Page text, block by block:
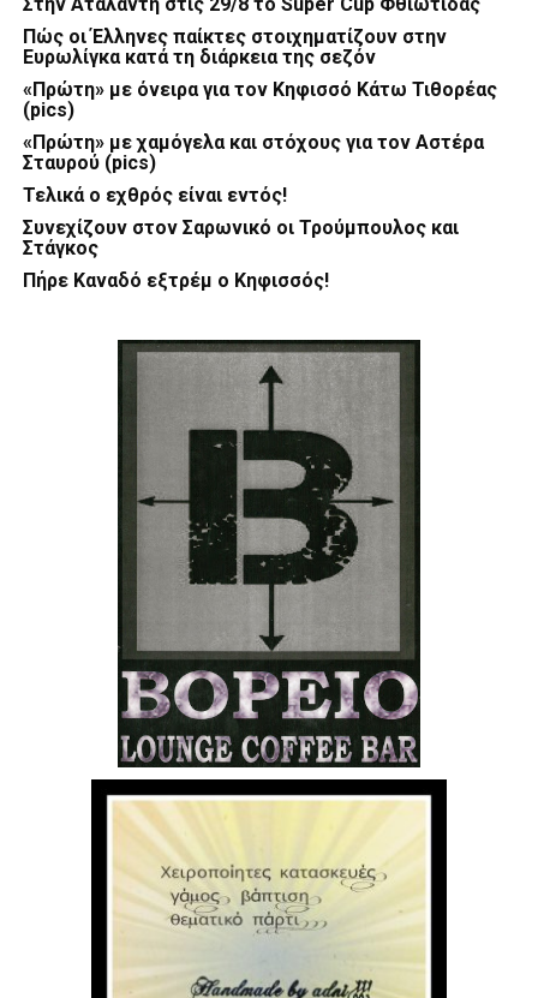
Πώς οι Έλληνες παίκτες στοιχηματίζουν στην
Ευρωλίγκα κατά τη διάρκεια της σεζόν
«Πρώτη» με όνειρα για τον Κηφισσό Κάτω Τιθορέας
(pics)
«Πρώτη» με χαμόγελα και στόχους για τον Αστέρα
Σταυρού (pics)
Τελικά ο εχθρός είναι εντός!
Συνεχίζουν στον Σαρωνικό οι Τρούμπουλος και
Στάγκος
Πήρε Καναδό εξτρέμ ο Κηφισσός!